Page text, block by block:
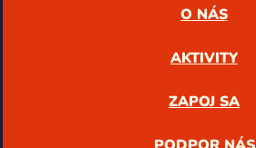
O NÁS
AKTIVITY
ZAPOJ SA